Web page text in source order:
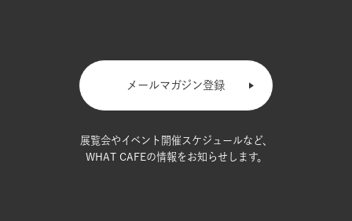
メールマガジン登録
展覧会やイベント開催スケジュールなど、
WHAT CAFEの情報をお知らせします。